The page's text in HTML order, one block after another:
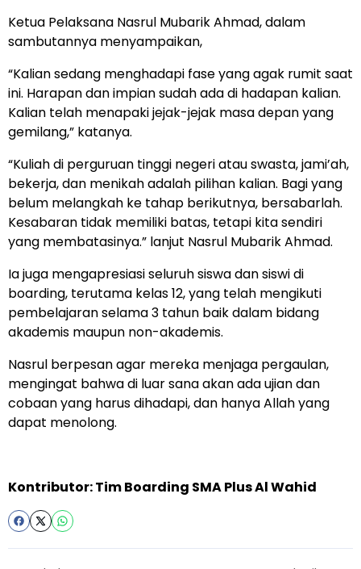
Ketua Pelaksana Nasrul Mubarik Ahmad, dalam
sambutannya menyampaikan,
“Kalian sedang menghadapi fase yang agak rumit saat
ini. Harapan dan impian sudah ada di hadapan kalian.
Kalian telah menapaki jejak-jejak masa depan yang
gemilang,” katanya.
“Kuliah di perguruan tinggi negeri atau swasta, jami’ah,
bekerja, dan menikah adalah pilihan kalian. Bagi yang
belum melangkah ke tahap berikutnya, bersabarlah.
Kesabaran tidak memiliki batas, tetapi kita sendiri
yang membatasinya.” lanjut Nasrul Mubarik Ahmad.
Ia juga mengapresiasi seluruh siswa dan siswi di
boarding, terutama kelas 12, yang telah mengikuti
pembelajaran selama 3 tahun baik dalam bidang
akademis maupun non-akademis.
Nasrul berpesan agar mereka menjaga pergaulan,
mengingat bahwa di luar sana akan ada ujian dan
cobaan yang harus dihadapi, dan hanya Allah yang
dapat menolong.
Kontributor: Tim Boarding SMA Plus Al Wahid